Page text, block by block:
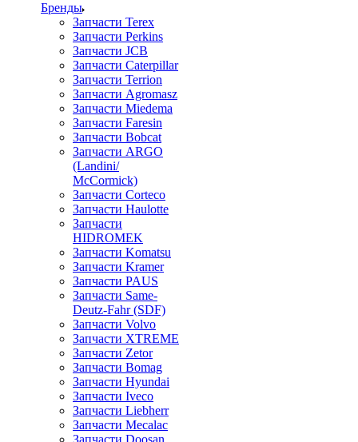
Бренды
Запчасти Terex
Запчасти Perkins
Запчасти JCB
Запчасти Caterpillar
Запчасти Terrion
Запчасти Agromasz
Запчасти Miedema
Запчасти Faresin
Запчасти Bobcat
Запчасти ARGO
(Landini/
McCormick)
Запчасти Corteco
Запчасти Haulotte
Запчасти
HIDROMEK
Запчасти Komatsu
Запчасти Kramer
Запчасти PAUS
Запчасти Same-
Deutz-Fahr (SDF)
Запчасти Volvo
Запчасти XTREME
Запчасти Zetor
Запчасти Bomag
Запчасти Hyundai
Запчасти Iveco
Запчасти Liebherr
Запчасти Mecalac
Запчасти Doosan